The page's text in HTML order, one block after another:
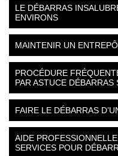
LE DÉBARRAS
ENVIRONS
MAINTENIR UN
PROCÉDURE
PAR ASTUCE DÉBARRAS
FAIRE LE DÉBARRAS
AIDE
SERVICES POUR